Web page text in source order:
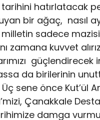
tarihini hatırlatacak
bir ağaç, nasıl
sadece
zamana kuvvet
da birilerinin
sene önce Kut’ül
Çanakkale
damga